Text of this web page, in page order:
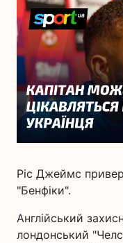
Ріс Джеймс
"Бенфіки".
Англійський
лондонський